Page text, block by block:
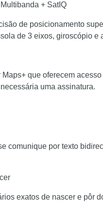
+ SatIQ
de posicionamento
de 3 eixos, giroscópio e
que oferecem
uma assinatura.
comunique por texto
exatos de nascer e pôr